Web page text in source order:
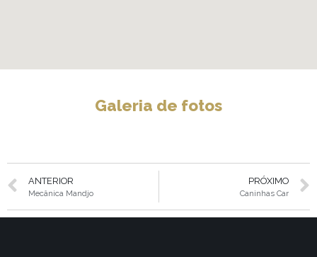
Galeria de fotos
ANTERIOR
Mecânica Mandjo
PRÓXIMO
Caninhas Car